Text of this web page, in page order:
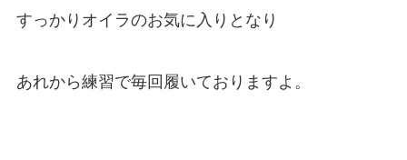
すっかりオイラのお気に入りとなり
あれから練習で毎回履いておりますよ。